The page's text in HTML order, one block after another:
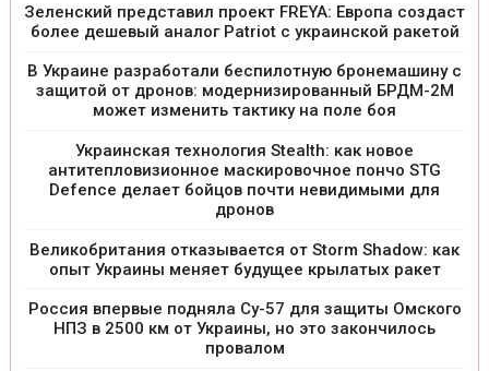
Зеленский представил проект FREYA: Европа создаст
более дешевый аналог Patriot с украинской ракетой
В Украине разработали беспилотную бронемашину с
защитой от дронов: модернизированный БРДМ-2М
может изменить тактику на поле боя
Украинская технология Stealth: как новое
антитепловизионное маскировочное пончо STG
Defence делает бойцов почти невидимыми для
дронов
Великобритания отказывается от Storm Shadow: как
опыт Украины меняет будущее крылатых ракет
Россия впервые подняла Су-57 для защиты Омского
НПЗ в 2500 км от Украины, но это закончилось
провалом